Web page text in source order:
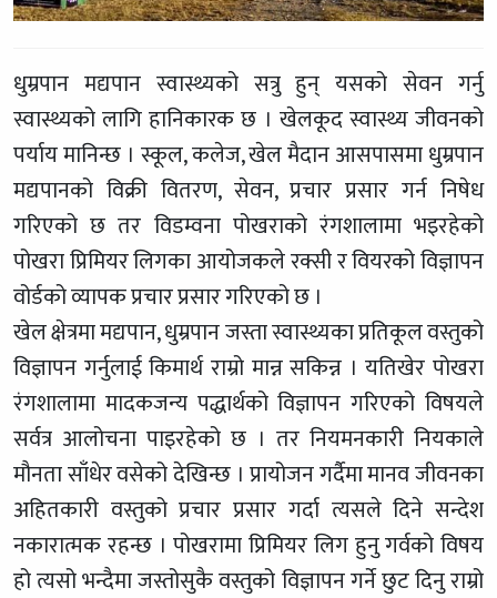
धुम्रपान मद्यपान स्वास्थ्यको सत्रु हुन् यसको सेवन गर्नु
स्वास्थ्यको लागि हानिकारक छ । खेलकूद स्वास्थ्य जीवनको
पर्याय मानिन्छ । स्कूल, कलेज, खेल मैदान आसपासमा धुम्रपान
मद्यपानको विक्री वितरण, सेवन, प्रचार प्रसार गर्न निषेध
गरिएको छ तर विडम्वना पोखराको रंगशालामा भइरहेको
पोखरा प्रिमियर लिगका आयोजकले रक्सी र वियरको विज्ञापन
वोर्डको व्यापक प्रचार प्रसार गरिएको छ ।
खेल क्षेत्रमा मद्यपान, धुम्रपान जस्ता स्वास्थ्यका प्रतिकूल वस्तुको
विज्ञापन गर्नुलाई किमार्थ राम्रो मान्न सकिन्न । यतिखेर पोखरा
रंगशालामा मादकजन्य पद्धार्थको विज्ञापन गरिएको विषयले
सर्वत्र आलोचना पाइरहेको छ । तर नियमनकारी नियकाले
मौनता साँधेर वसेको देखिन्छ । प्रायोजन गर्दैमा मानव जीवनका
अहितकारी वस्तुको प्रचार प्रसार गर्दा त्यसले दिने सन्देश
नकारात्मक रहन्छ । पोखरामा प्रिमियर लिग हुनु गर्वको विषय
हो त्यसो भन्दैमा जस्तोसुकै वस्तुको विज्ञापन गर्ने छुट दिनु राम्रो